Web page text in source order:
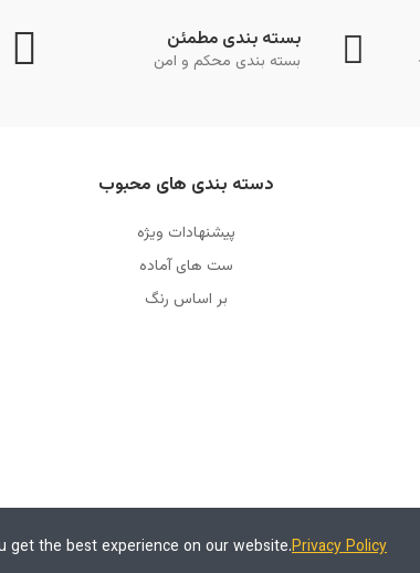
بسته بندی مطمئن
بسته بندی محکم و امن
دسته بندی های محبوب
پیشنهادات ویژه
ست های آماده
بر اساس رنگ
متعلق به فروشگاه لوازم دکوری پک آلا می‌باشد. با عشق طراحی
get the best experience on our website.Privacy Policy